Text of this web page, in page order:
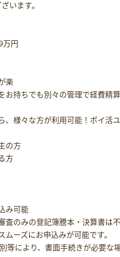
います。
万円
楽
お持ちでも別々の管理で経費精算
、様々な方が利用可能！ポイ活
の方
方
み可能
査のみの登記簿謄本・決算書は
ーズにお申込みが可能です。
により、書面手続きが必要な